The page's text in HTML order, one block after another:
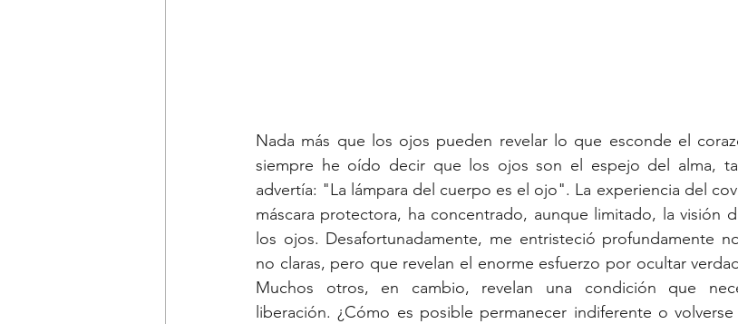
Nada más que los ojos pueden revelar lo que esconde el
siempre he oído decir que los ojos son el espejo del alma,
advertía: "La lámpara del cuerpo es el ojo". La experiencia del
máscara protectora, ha concentrado, aunque limitado, la visión
los ojos. Desafortunadamente, me entristeció profundamente
no claras, pero que revelan el enorme esfuerzo por ocultar
Muchos otros, en cambio, revelan una condición que
liberación. ¿Cómo es posible permanecer indiferente o